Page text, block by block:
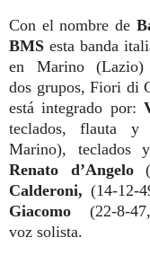
Con el nombre de
BMS esta banda
en Marino
dos grupos, Fiori di
está integrado por:
teclados, flauta y
Marino), teclados
Renato d’Angelo
Calderoni, (14-12-
Giacomo
(22-8-
voz solista.